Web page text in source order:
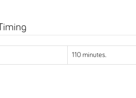
110 minutes.